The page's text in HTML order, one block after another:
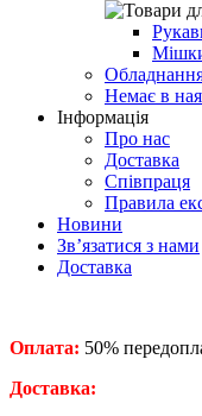
Обладнання
Немає в
Інформація
Про нас
Доставка
Співпраця
Правила
Новини
Зв’язатися з нами
Доставка
Оплата: 50%
​Доставка: